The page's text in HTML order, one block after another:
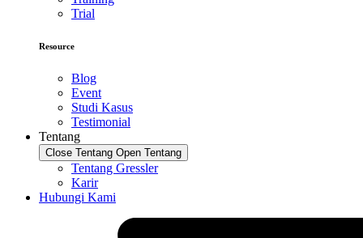
Trial
Resource
Blog
Event
Studi Kasus
Testimonial
Tentang
Close Tentang Open Tentang
Tentang Gressler
Karir
Hubungi Kami